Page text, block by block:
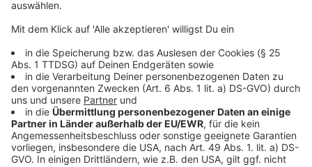
Baustellen sind ein wachsendes Problem für
Produktion und Logistik. Mit TIC sollen Verzögerungen
Anzeige
Hier geht es zum Baustellen-Portal TIC
Anzeige